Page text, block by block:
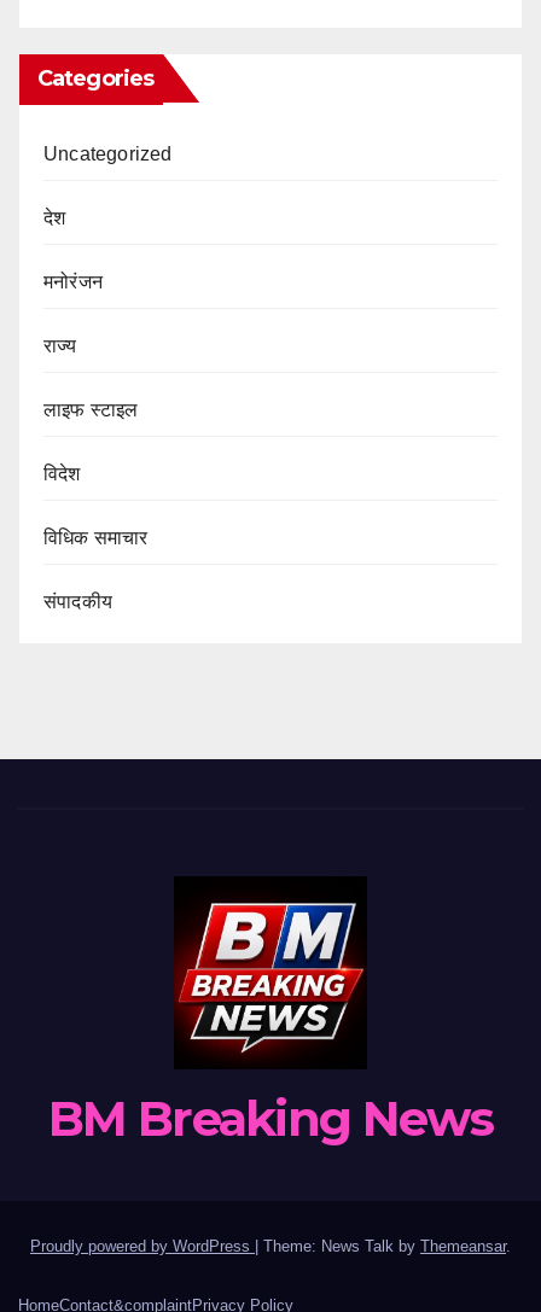
Categories
Uncategorized
देश
मनोरंजन
राज्य
लाइफ स्टाइल
विदेश
विधिक समाचार
संपादकीय
BM Breaking News
Proudly powered by WordPress Theme: News Talk by Themeansar.
HomeContact&complaintPrivacy Policy